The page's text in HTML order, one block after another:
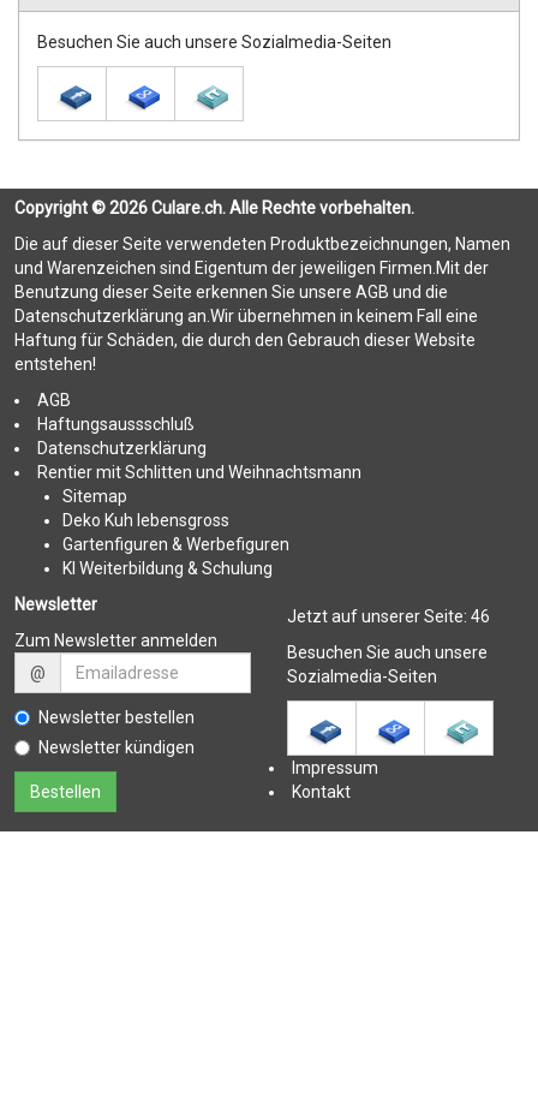
Besuchen Sie auch unsere Sozialmedia-Seiten
Copyright © 2026 Culare.ch. Alle Rechte vorbehalten.
Die auf dieser Seite verwendeten Produktbezeichnungen, Namen
und Warenzeichen sind Eigentum der jeweiligen Firmen.Mit der
Benutzung dieser Seite erkennen Sie unsere AGB und die
Datenschutzerklärung an.Wir übernehmen in keinem Fall eine
Haftung für Schäden, die durch den Gebrauch dieser Website
entstehen!
AGB
Haftungsaussschluß
Datenschutzerklärung
Rentier mit Schlitten und Weihnachtsmann
Sitemap
Deko Kuh lebensgross
Gartenfiguren & Werbefiguren
KI Weiterbildung & Schulung
Newsletter
Zum Newsletter anmelden
@
Newsletter bestellen
Newsletter kündigen
Jetzt auf unserer Seite: 46
Besuchen Sie auch unsere
Sozialmedia-Seiten
Impressum
Kontakt